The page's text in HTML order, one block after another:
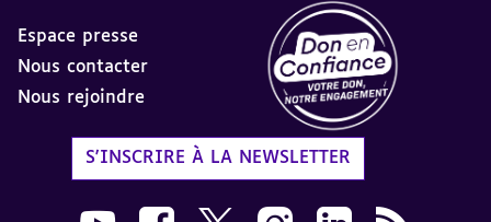
Espace presse
Nous contacter
Nous rejoindre
S'INSCRIRE À LA NEWSLETTER
Nous suivre sur Youtube AVH dans une
Nous suivre sur Facebook AVH dans
Nous suivre sur X AVH dans une
Nous suivre sur Instagram
Nous suivre sur
Flux RSS